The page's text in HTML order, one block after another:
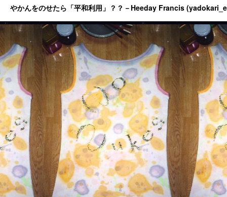
やかんをのせたら「平和利用」？？－Heeday Francis